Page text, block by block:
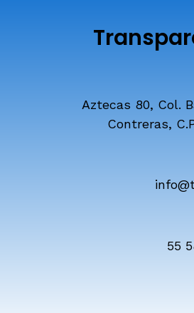
Aztecas 80, Col.
Contreras,
55